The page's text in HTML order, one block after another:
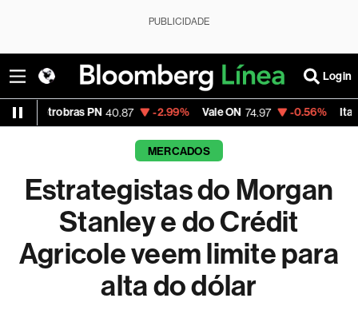
PUBLICIDADE
Login
40.87 -2.99% Vale ON 74.97 -0.56% Itaú PN 40.75
MERCADOS
Estrategistas do Morgan
Stanley e do Crédit
Agricole veem limite para
alta do dólar